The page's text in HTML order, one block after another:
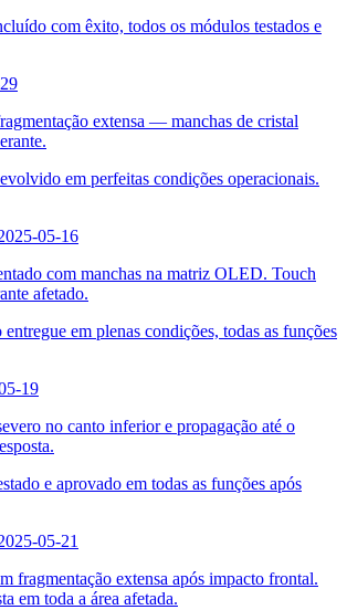
com êxito, todos os módulos testados e
extensa — manchas de cristal
em perfeitas condições operacionais.
05-16
com manchas na matriz OLED. Touch
afetado.
em plenas condições, todas as funções
19
no canto inferior e propagação até o
e aprovado em todas as funções após
05-21
fragmentação extensa após impacto frontal.
em toda a área afetada.